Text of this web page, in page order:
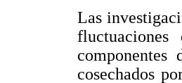
Las
cosechados